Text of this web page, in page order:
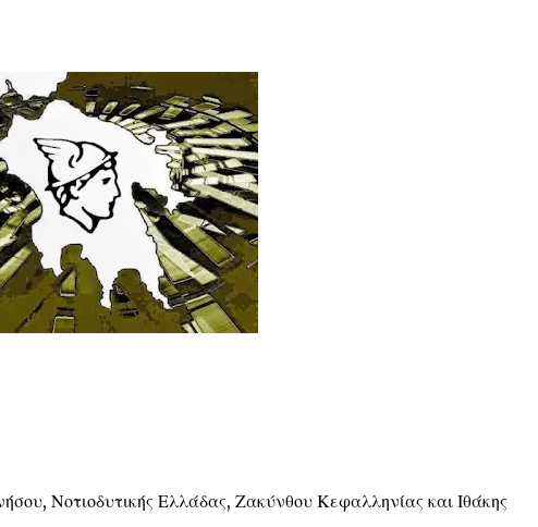
Νοτιοδυτικής Ελλάδας, Ζακύνθου Κεφαλληνίας και Ιθάκης